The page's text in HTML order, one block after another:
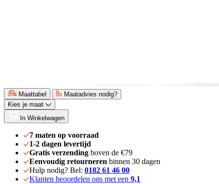
Maattabel
Maatadvies nodig?
Kies je maat
In Winkelwagen
7 maten op voorraad
1-2 dagen levertijd
Gratis verzending boven de €79
Eenvoudig retourneren binnen 30 dagen
Hulp nodig? Bel: 0182 61 46 00
Klanten beoordelen ons met een 9,1